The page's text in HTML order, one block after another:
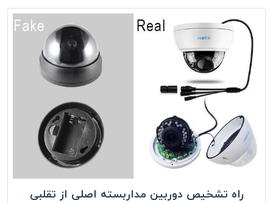
راه تشخیص دوربین مداربسته اصلی از تقلبی